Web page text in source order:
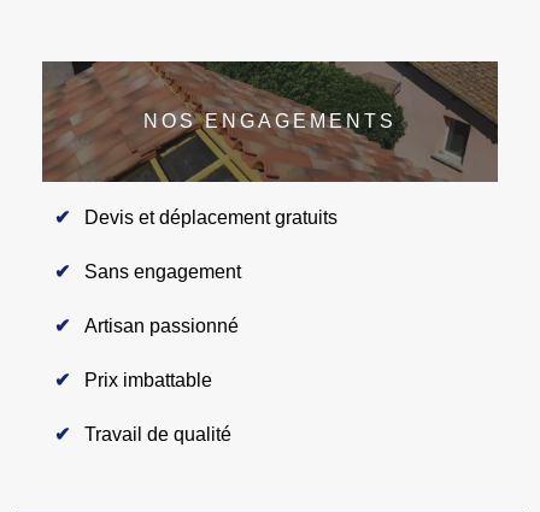
NOS ENGAGEMENTS
Devis et déplacement gratuits
Sans engagement
Artisan passionné
Prix imbattable
Travail de qualité